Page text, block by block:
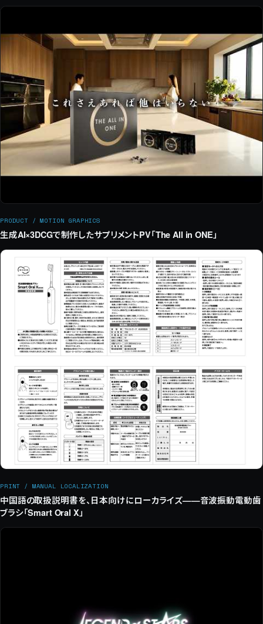
PRODUCT / MOTION GRAPHICS
生成AI×3DCGで制作したサプリメントPV「The All in ONE」
PRINT / MANUAL LOCALIZATION
中国語の取扱説明書を、日本向けにローカライズ——音波振動電動歯
ブラシ「Smart Oral X」